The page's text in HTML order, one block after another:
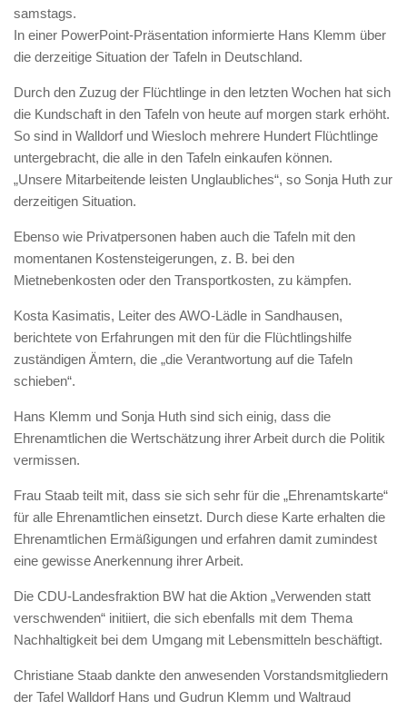
samstags.
In einer PowerPoint-Präsentation informierte Hans Klemm über
die derzeitige Situation der Tafeln in Deutschland.
Durch den Zuzug der Flüchtlinge in den letzten Wochen hat sich
die Kundschaft in den Tafeln von heute auf morgen stark erhöht.
So sind in Walldorf und Wiesloch mehrere Hundert Flüchtlinge
untergebracht, die alle in den Tafeln einkaufen können.
„Unsere Mitarbeitende leisten Unglaubliches“, so Sonja Huth zur
derzeitigen Situation.
Ebenso wie Privatpersonen haben auch die Tafeln mit den
momentanen Kostensteigerungen, z. B. bei den
Mietnebenkosten oder den Transportkosten, zu kämpfen.
Kosta Kasimatis, Leiter des AWO-Lädle in Sandhausen,
berichtete von Erfahrungen mit den für die Flüchtlingshilfe
zuständigen Ämtern, die „die Verantwortung auf die Tafeln
schieben“.
Hans Klemm und Sonja Huth sind sich einig, dass die
Ehrenamtlichen die Wertschätzung ihrer Arbeit durch die Politik
vermissen.
Frau Staab teilt mit, dass sie sich sehr für die „Ehrenamtskarte“
für alle Ehrenamtlichen einsetzt. Durch diese Karte erhalten die
Ehrenamtlichen Ermäßigungen und erfahren damit zumindest
eine gewisse Anerkennung ihrer Arbeit.
Die CDU-Landesfraktion BW hat die Aktion „Verwenden statt
verschwenden“ initiiert, die sich ebenfalls mit dem Thema
Nachhaltigkeit bei dem Umgang mit Lebensmitteln beschäftigt.
Christiane Staab dankte den anwesenden Vorstandsmitgliedern
der Tafel Walldorf Hans und Gudrun Klemm und Waltraud